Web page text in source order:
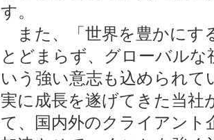
す。
また、「世界を豊かにす
とどまらず、グローバル
いう強い意志も込められ
実に成長を遂げてきた当社
て、国内外のクライアン